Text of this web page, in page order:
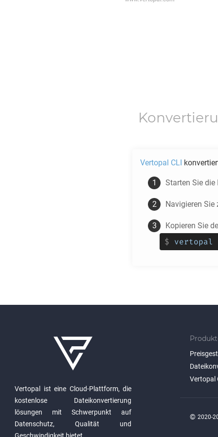
Vertopal CLI
Starten Sie
Navigieren
Kopieren Sie
$ vertopal
Vertopal ist eine Cloud-Plattform, die
kostenlose Dateikonvertierung
lösungen mit Schwerpunkt auf
Datenschutz, Qualität und
Vertopal
© 2020-